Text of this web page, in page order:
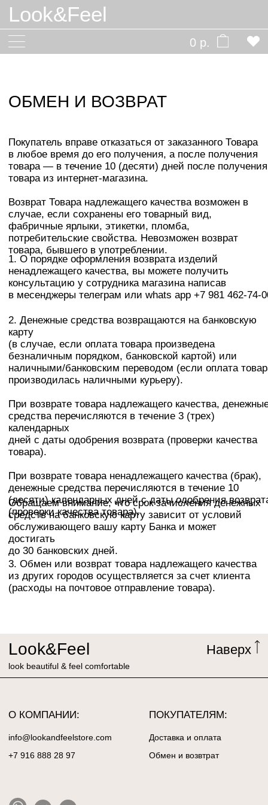
0 р.
Look&Feel
Покупатель вправе отказаться от заказанного Товара
Возврат Товара надлежащего качества возможен в
случае, если сохранены его товарный вид,
фабричные ярлыки, этикетки, пломба,
потребительские свойства. Невозможен возврат
товара, бывшего в употреблении.
1. О порядке оформления возврата изделий
консультацию у сотрудника магазина написав
в месенджеры телеграм или whats app ‎+7 981 462-74-00.
2. Денежные средства возвращаются на банковскую
карту
(в случае, если оплата товара произведена
безналичным порядком, банковской картой) или
наличными/банковским переводом (если оплата товара
производилась наличными курьеру).
При возврате товара надлежащего качества, денежные
средства перечисляются в течение 3 (трех)
товара).
При возврате товара ненадлежащего качества (брак),
денежные средства перечисляются в течение 10
(десяти) календарных дней с даты одобрения возврата
(проверки качества товара).
3. Обмен или возврат товара надлежащего качества
из других городов осуществляется за счет клиента
(расходы на почтовое отправление товара).
Обращаем внимание, что срок зачисления денежных
средств на банковскую карту зависит от условий
обслуживающего вашу карту Банка и может
достигать
ПОКУПАТЕЛЯМ:
Доставка и оплата
О КОМПАНИИ:
look beautiful & feel comfortable
info@lookandfeelstore.com
‎+7 916 888 28 97